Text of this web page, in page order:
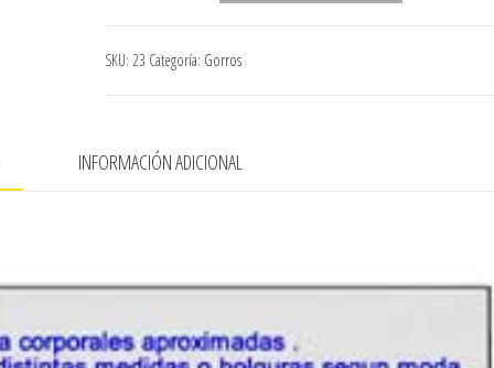
cantidad
SKU: 23 Categoría: Gorros
INFORMACIÓN ADICIONAL